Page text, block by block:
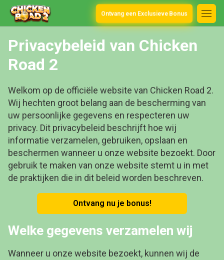
Ontvang een Exclusieve Bonus
Privacybeleid van Chicken
Road 2
Welkom op de officiële website van Chicken Road 2.
Wij hechten groot belang aan de bescherming van
uw persoonlijke gegevens en respecteren uw
privacy. Dit privacybeleid beschrijft hoe wij
informatie verzamelen, gebruiken, opslaan en
beschermen wanneer u onze website bezoekt. Door
gebruik te maken van onze website stemt u in met
de praktijken die in dit beleid worden beschreven.
Ontvang nu je bonus!
Welke gegevens verzamelen wij
Wanneer u onze website bezoekt, kunnen wij de